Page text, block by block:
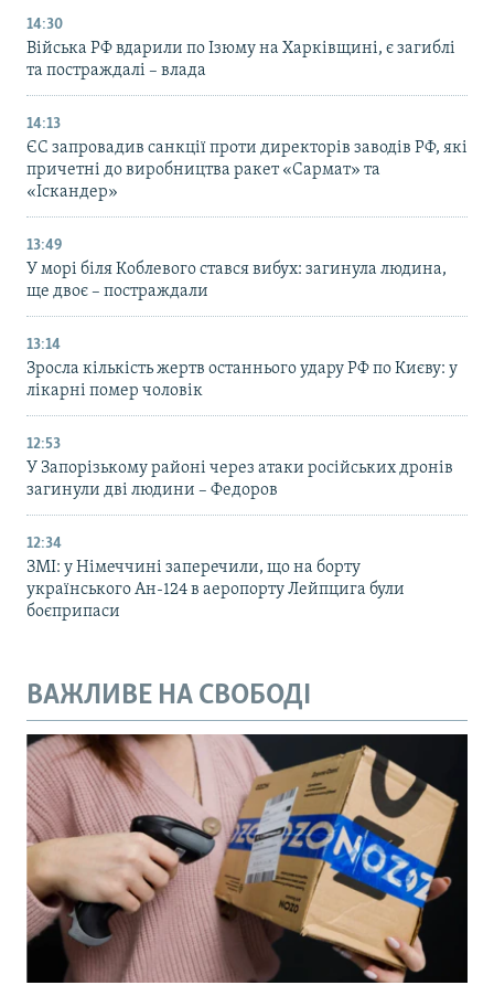
14:30
Війська РФ вдарили по Ізюму на Харківщині, є загиблі
та постраждалі – влада
14:13
ЄС запровадив санкції проти директорів заводів РФ, які
причетні до виробництва ракет «Сармат» та
«Іскандер»
13:49
У морі біля Коблевого стався вибух: загинула людина,
ще двоє – постраждали
13:14
Зросла кількість жертв останнього удару РФ по Києву: у
лікарні помер чоловік
12:53
У Запорізькому районі через атаки російських дронів
загинули дві людини – Федоров
12:34
ЗМІ: у Німеччині заперечили, що на борту
українського Ан-124 в аеропорту Лейпцига були
боєприпаси
ВАЖЛИВЕ НА СВОБОДІ